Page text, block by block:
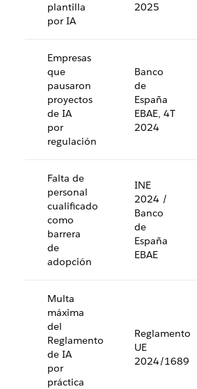
plantilla
por IA
2025
Empresas
que
pausaron
proyectos
de IA
por
regulación
Banco
de
España
EBAE, 4T
2024
Falta de
personal
cualificado
como
barrera
de
adopción
INE
2024 /
Banco
de
España
EBAE
Multa
máxima
del
Reglamento
de IA
por
práctica
Reglamento
UE
2024/1689